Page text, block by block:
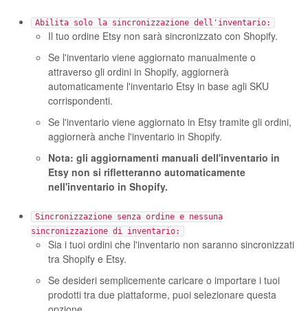
Page Wise Docs - Italian
Etsy App Info
eBay Integration
Contact
Abilita solo la sincronizzazione dell'inventario:
Il tuo ordine Etsy non sarà sincronizzato con Shopify.
Se l'inventario viene aggiornato manualmente o
attraverso gli ordini in Shopify, aggiornerà
automaticamente l'inventario Etsy in base agli SKU
corrispondenti.
Se l'inventario viene aggiornato in Etsy tramite gli ordini,
aggiornerà anche l'inventario in Shopify.
Nota: gli aggiornamenti manuali dell'inventario in
Etsy non si rifletteranno automaticamente
nell'inventario in Shopify.
Sincronizzazione senza ordine e nessuna
sincronizzazione di inventario:
Sia i tuoi ordini che l'inventario non saranno sincronizzati
tra Shopify e Etsy.
Se desideri semplicemente caricare o importare i tuoi
prodotti tra due piattaforme, puoi selezionare questa